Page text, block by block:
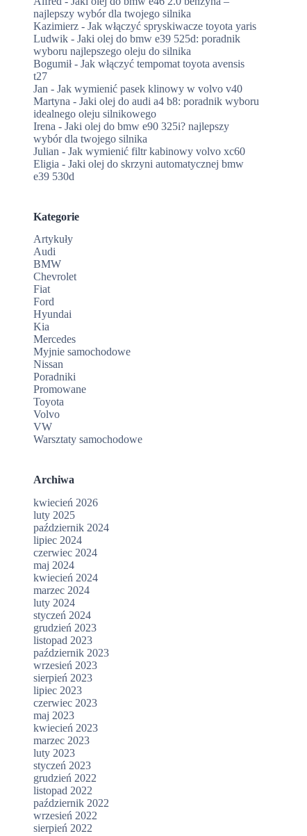
najlepszy wybór dla twojego silnika
Kazimierz -Jak włączyć spryskiwacze toyota yaris
Ludwik -Jaki olej do bmw e39 525d: poradnik
wyboru najlepszego oleju do silnika
Bogumił-Jak włączyć tempomat toyota avensis
t27
Jan -Jak wymienić pasek klinowy w volvo v40
Martyna -Jaki olej do audi a4 b8: poradnik wyboru
idealnego oleju silnikowego
Irena -Jaki olej do bmw e90 325i? najlepszy
wybór dla twojego silnika
Julian -Jak wymienić filtr kabinowy volvo xc60
Eligia -Jaki olej do skrzyni automatycznej bmw
e39 530d
Kategorie
Artykuły
Audi
BMW
Chevrolet
Fiat
Ford
Hyundai
Kia
Mercedes
Myjnie samochodowe
Nissan
Poradniki
Promowane
Toyota
Volvo
VW
Warsztaty samochodowe
Archiwa
kwiecień 2026
luty 2025
październik 2024
lipiec 2024
czerwiec 2024
maj 2024
kwiecień 2024
marzec 2024
luty 2024
styczeń 2024
grudzień 2023
listopad 2023
październik 2023
wrzesień 2023
sierpień 2023
lipiec 2023
czerwiec 2023
maj 2023
kwiecień 2023
marzec 2023
luty 2023
styczeń 2023
grudzień 2022
listopad 2022
październik 2022
wrzesień 2022
sierpień 2022